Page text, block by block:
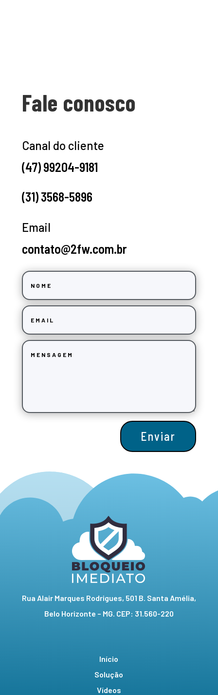
Fale conosco
Canal do cliente
(47) 99204-9181
(31) 3568-5896
Email
contato@2fw.com.br
Enviar
Rua Alair Marques Rodrigues, 501 B. Santa Amélia,
Belo Horizonte – MG. CEP: 31.560-220
Início
Solução
Vídeos